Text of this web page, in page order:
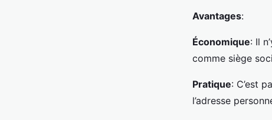
Avantages:
Économique: Il
comme siège
Pratique: C’est
l’adresse